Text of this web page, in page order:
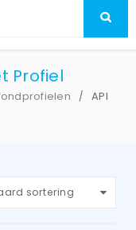
Profiel
/
API
sortering